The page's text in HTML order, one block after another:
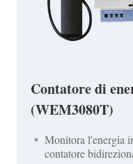
Contatore di
(WEM3080T)
Monitora l'energia
contatore